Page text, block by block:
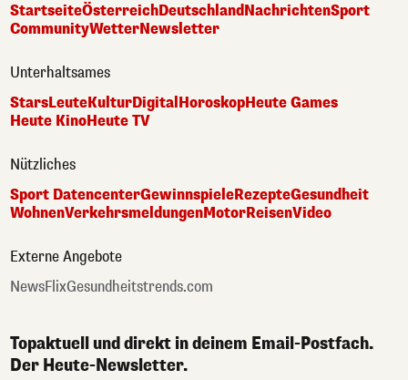
StartseiteÖsterreichDeutschlandNachrichtenSport
CommunityWetterNewsletter
Unterhaltsames
StarsLeuteKulturDigital HoroskopHeute Games
Heute KinoHeute TV
Nützliches
Sport DatencenterGewinnspieleRezepteGesundheit
WohnenVerkehrsmeldungenMotorReisenVideo
Externe Angebote
NewsFlixGesundheitstrends.com
Topaktuell und direkt in deinem Email-Postfach.
Der Heute-Newsletter.